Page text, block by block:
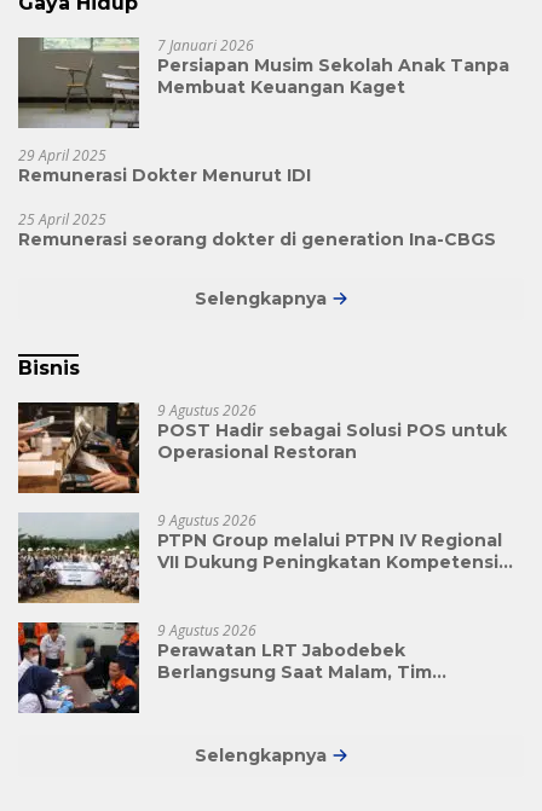
7 Januari 2026
Persiapan Musim Sekolah Anak Tanpa
Membuat Keuangan Kaget
29 April 2025
Remunerasi Dokter Menurut IDI
25 April 2025
Remunerasi seorang dokter di generation Ina-CBGS
Selengkapnya
Bisnis
9 Agustus 2026
POST Hadir sebagai Solusi POS untuk
Operasional Restoran
9 Agustus 2026
PTPN Group melalui PTPN IV Regional
VII Dukung Peningkatan Kompetensi
9 Agustus 2026
Perawatan LRT Jabodebek
Berlangsung Saat Malam, Tim
Selengkapnya